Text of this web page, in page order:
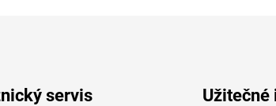
servis Užitečné